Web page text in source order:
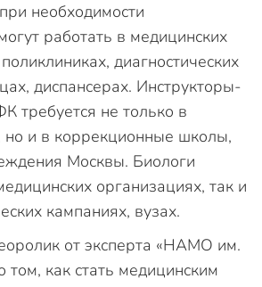
необходимости
работать в медицинских
диагностических
диспансерах. Инструкторы-
требуется не только в
и в коррекционные школы,
Москвы. Биологи
организациях, так и
кампаниях, вузах.
от эксперта «НАМО им.
как стать медицинским